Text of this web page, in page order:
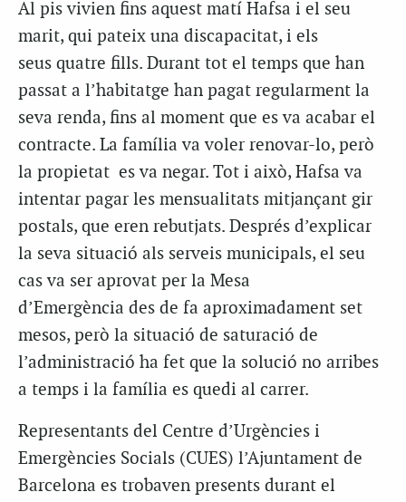
Al pis vivien fins aquest matí Hafsa i el seu
marit, qui pateix una discapacitat, i els
seus quatre fills. Durant tot el temps que han
passat a l’habitatge han pagat regularment la
seva renda, fins al moment que es va acabar el
contracte. La família va voler renovar-lo, però
la propietat es va negar. Tot i això, Hafsa va
intentar pagar les mensualitats mitjançant gir
postals, que eren rebutjats. Després d’explicar
la seva situació als serveis municipals, el seu
cas va ser aprovat per la Mesa
d’Emergència des de fa aproximadament set
mesos, però la situació de saturació de
l’administració ha fet que la solució no arribes
a temps i la família es quedi al carrer.
Representants del Centre d’Urgències i
Emergències Socials (CUES) l’Ajuntament de
Barcelona es trobaven presents durant el